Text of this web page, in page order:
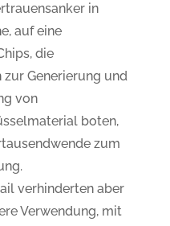
in
auf eine
die
Generierung und
von
boten,
zum
verhinderten aber
Verwendung, mit